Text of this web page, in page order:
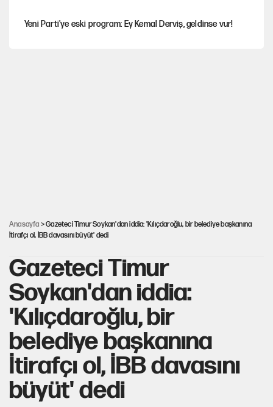
Yeni Parti'ye eski program: Ey Kemal Derviş, geldinse vur!
Anasayfa > Gazeteci Timur Soykan'dan iddia: 'Kılıçdaroğlu, bir belediye başkanına
İtirafçı ol, İBB davasını büyüt' dedi
Gazeteci Timur
Soykan'dan iddia:
'Kılıçdaroğlu, bir
belediye başkanına
İtirafçı ol, İBB davasını
büyüt' dedi